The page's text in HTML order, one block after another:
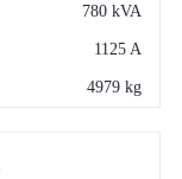
780 kVA
1125 A
4979 kg